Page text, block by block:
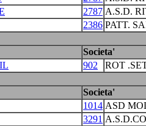
2787 A.S.D.
2386 PATT.
Societa'
902
ROT
Societa'
1014 ASD
3291